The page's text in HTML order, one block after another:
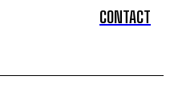
CONTACT